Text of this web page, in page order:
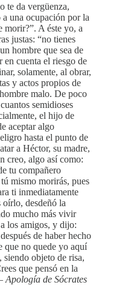
te da vergüenza,
a una ocupación por la
morir?”. A éste yo, a
justas: “no tienes
hombre que sea de
en cuenta el riesgo de
solamente, al obrar,
y actos propios de
malo. De poco
semidioses
el hijo de
aceptar algo
hasta el punto de
a Héctor, su madre,
creo, algo así como:
tu compañero
mismo morirás, pues
ti inmediatamente
oírlo, desdeñó la
mucho más vivir
los amigos, y dijo:
de haber hecho
que no quede yo aquí
siendo objeto de risa,
que pensó en la
Apología de Sócrates